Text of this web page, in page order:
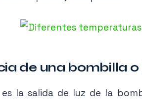
de una bombilla
la salida de luz de la